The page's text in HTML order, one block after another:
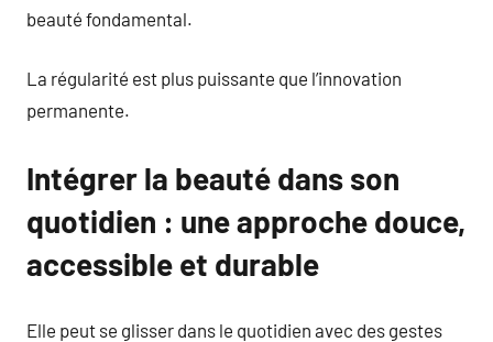
beauté fondamental.
La régularité est plus puissante que l’innovation
permanente.
Intégrer la beauté dans son
quotidien : une approche douce,
accessible et durable
Elle peut se glisser dans le quotidien avec des gestes